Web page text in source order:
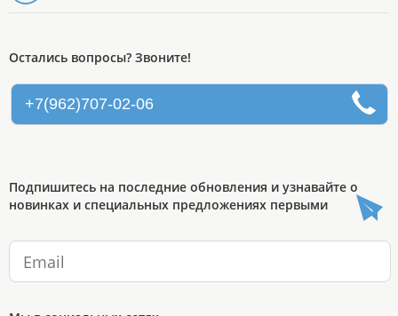
Остались вопросы? Звоните!
+7(962)707-02-06
Подпишитесь на последние обновления и узнавайте о
новинках и специальных предложениях первыми